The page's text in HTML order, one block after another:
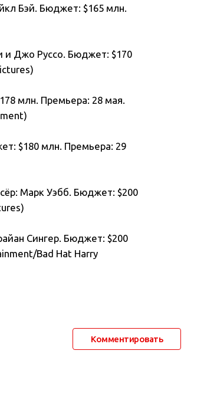
Бэй. Бюджет: $165 млн.
и Джо Руссо. Бюджет: $170
млн. Премьера: 28 мая.
$180 млн. Премьера: 29
Марк Уэбб. Бюджет: $200
Сингер. Бюджет: $200
Bad Hat Harry
Комментировать